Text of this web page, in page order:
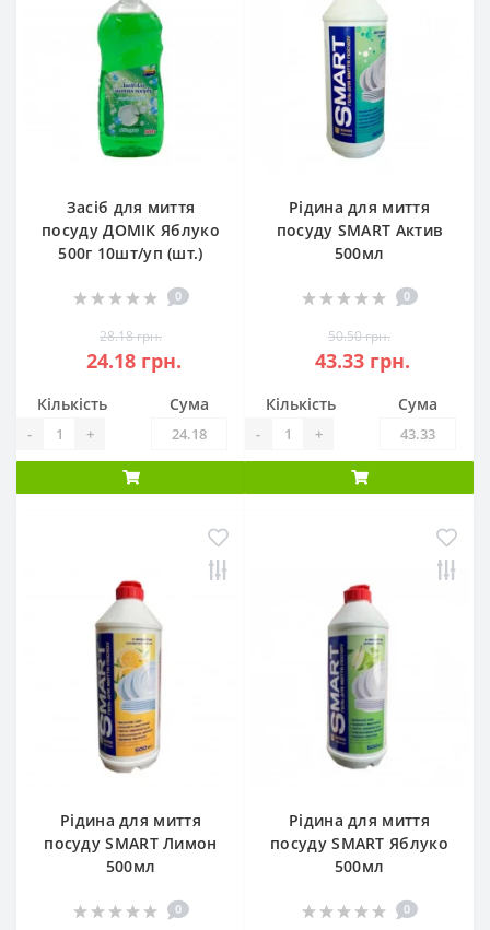
Засіб для миття
посуду ДОМІК Яблуко
500г 10шт/уп (шт.)
0
28.18 грн.
24.18 грн.
Кількість
- +
Сума
Рідина для миття
посуду SMART Актив
500мл
0
50.50 грн.
43.33 грн.
Кількість
- +
Сума
Рідина для миття
посуду SMART Лимон
500мл
0
Рідина для миття
посуду SMART Яблуко
500мл
0